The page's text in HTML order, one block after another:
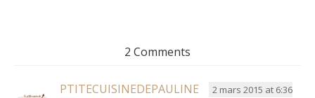
2 Comments
PTITECUISINEDEPAULINE
2 mars 2015 at 6:36